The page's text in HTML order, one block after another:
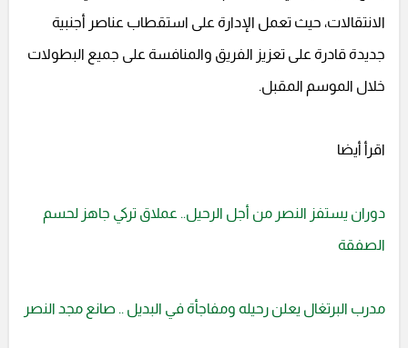
الانتقالات، حيث تعمل الإدارة على استقطاب عناصر أجنبية
جديدة قادرة على تعزيز الفريق والمنافسة على جميع البطولات
خلال الموسم المقبل.
اقرأ أيضا
دوران يستفز النصر من أجل الرحيل.. عملاق تركي جاهز لحسم
الصفقة
مدرب البرتغال يعلن رحيله ومفاجأة في البديل .. صانع مجد النصر